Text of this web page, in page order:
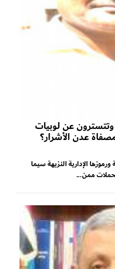
وتتسترون عن لوبيات
عدن الأشرار؟
الإدارية النزيهة سيما
لحملات ممن...